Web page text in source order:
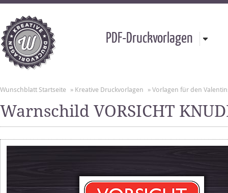
PDF-Druckvorlagen
Wunschblatt Startseite » Kreative Druckvorlagen » Vorlagen für den
Warnschild VORSICHT